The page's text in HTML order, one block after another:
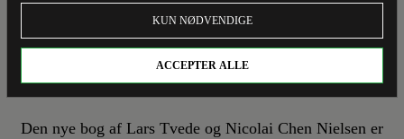
KUN NØDVENDIGE
ACCEPTER ALLE
mange gode råd til
fremtiden
Den nye bog af Lars Tvede og Nicolai Chen Nielsen er